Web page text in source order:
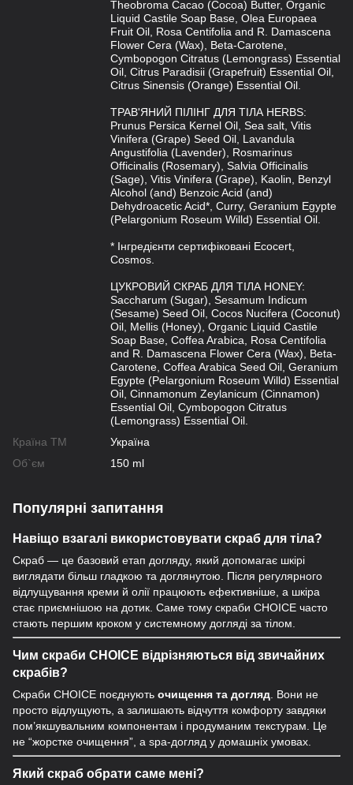
Theobroma Cacao (Cocoa) Butter, Organic
Liquid Castile Soap Base, Olea Europaea
Fruit Oil, Rosa Centifolia and R. Damascena
Flower Cera (Wax), Beta-Carotene,
Cymbopogon Citratus (Lemongrass) Essential
Oil, Citrus Paradisii (Grapefruit) Essential Oil,
Citrus Sinensis (Orange) Essential Oil.
ТРАВ'ЯНИЙ ПІЛІНГ ДЛЯ ТІЛА HERBS:
Prunus Persica Kernel Oil, Sea salt, Vitis
Vinifera (Grape) Seed Oil, Lavandula
Angustifolia (Lavender), Rosmarinus
Officinalis (Rosemary), Salvia Officinalis
(Sage), Vitis Vinifera (Grape), Kaolin, Benzyl
Alcohol (and) Benzoic Acid (and)
Dehydroacetic Acid*, Curry, Geranium Egypte
(Pelargonium Roseum Willd) Essential Oil.
* Інгредієнти сертифіковані Ecocert,
Cosmos.
ЦУКРОВИЙ СКРАБ ДЛЯ ТІЛА HONEY:
Saccharum (Sugar), Sesamum Indicum
(Sesame) Seed Oil, Cocos Nucifera (Coconut)
Oil, Mellis (Honey), Organic Liquid Castile
Soap Base, Coffea Arabica, Rosa Centifolia
and R. Damascena Flower Cera (Wax), Beta-
Carotene, Coffea Arabica Seed Oil, Geranium
Egypte (Pelargonium Roseum Willd) Essential
Oil, Cinnamonum Zeylanicum (Cinnamon)
Essential Oil, Cymbopogon Citratus
(Lemongrass) Essential Oil.
Країна ТМ
Україна
Об`єм
150 ml
Популярні запитання
Навіщо взагалі використовувати скраб для тіла?
Скраб — це базовий етап догляду, який допомагає шкірі
виглядати більш гладкою та доглянутою. Після регулярного
відлущування креми й олії працюють ефективніше, а шкіра
стає приємнішою на дотик. Саме тому скраби CHOICE часто
стають першим кроком у системному догляді за тілом.
Чим скраби CHOICE відрізняються від звичайних
скрабів?
Скраби CHOICE поєднують очищення та догляд . Вони не
просто відлущують, а залишають відчуття комфорту завдяки
пом’якшувальним компонентам і продуманим текстурам. Це
не “жорстке очищення”, а spa-догляд у домашніх умовах.
Який скраб обрати саме мені?